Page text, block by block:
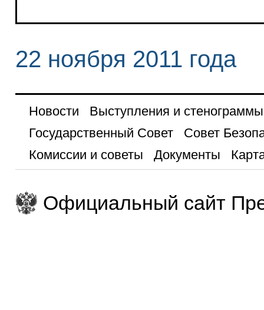
22 ноября 2011 года
Новости
Выступления и стенограммы
Государственный Совет
Совет
Комиссии и советы
Документы
Официальный сайт